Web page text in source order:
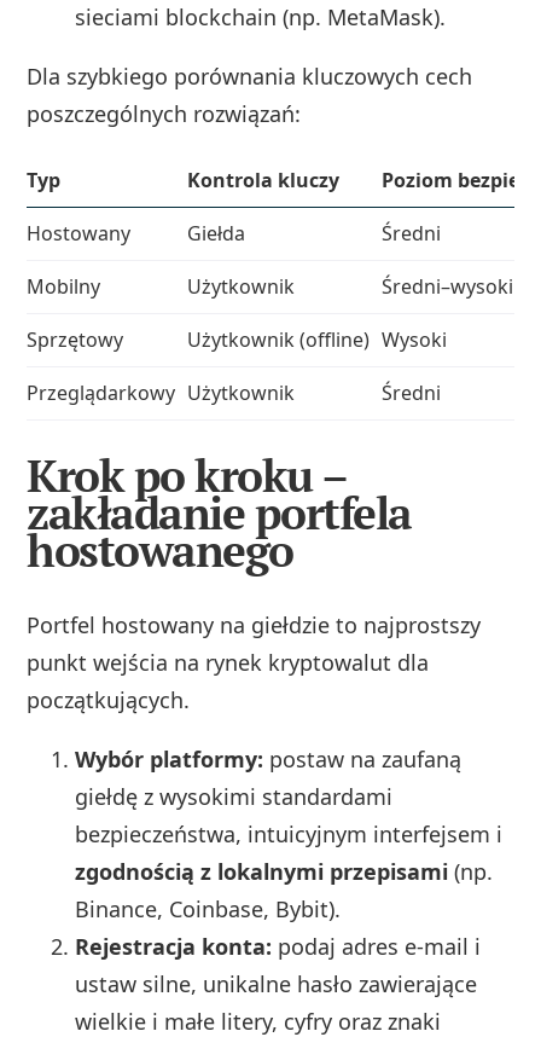
sieciami blockchain (np. MetaMask).
Dla szybkiego porównania kluczowych cech
poszczególnych rozwiązań:
Typ Kontrola kluczy
Poziom
Hostowany
Giełda
Średni
Mobilny
Użytkownik
Średni–wysoki
Sprzętowy
Użytkownik (offline) Wysoki
Przeglądarkowy Użytkownik Średni
Krok po kroku –
zakładanie portfela
hostowanego
Portfel hostowany na giełdzie to najprostszy
punkt wejścia na rynek kryptowalut dla
początkujących.
Wybór platformy: postaw na zaufaną
giełdę z wysokimi standardami
bezpieczeństwa, intuicyjnym interfejsem i
zgodnością z lokalnymi przepisami (np.
Binance, Coinbase, Bybit).
Rejestracja konta: podaj adres e-mail i
ustaw silne, unikalne hasło zawierające
wielkie i małe litery, cyfry oraz znaki